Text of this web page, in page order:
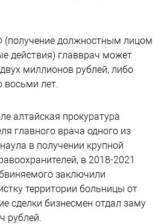
(получение должностным лицом
действия) главврач может
миллионов рублей, либо
восьми лет.
алтайская прокуратура
главного врача одного из
в получении крупной
в 2018-2021
заключили
территории больницы от
сделки бизнесмен отдал заму
рублей.